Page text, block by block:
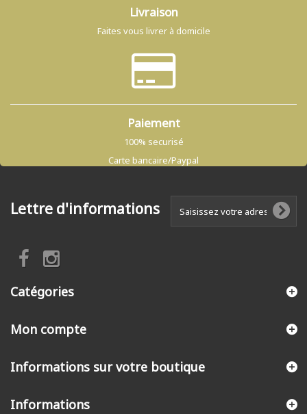
Livraison
Faites vous livrer à domicile
Paiement
100% securisé
Carte bancaire/Paypal
Lettre d'informations
Catégories
Mon compte
Informations sur votre boutique
Informations